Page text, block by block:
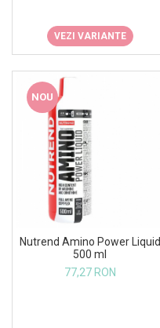
VEZI VARIANTE
NOU
Nutrend Amino Power Liquid
500 ml
77,27 RON